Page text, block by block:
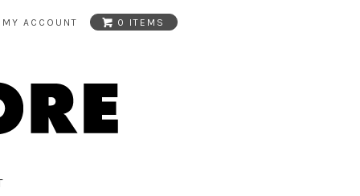
MY ACCOUNT 0 ITEMS